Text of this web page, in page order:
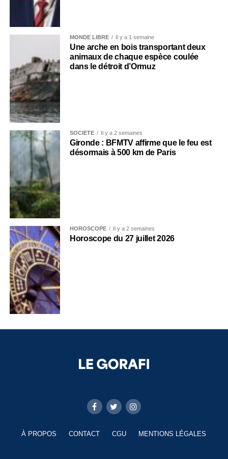
MONDE LIBRE Il y a 1 semaine
Une arche en bois transportant deux
animaux de chaque espèce coulée
dans le détroit d’Ormuz
SOCIÉTÉ Il y a 2 semaines
Gironde : BFMTV affirme que le feu est
désormais à 500 km de Paris
HOROSCOPE Il y a 2 semaines
Horoscope du 27 juillet 2026
À PROPOS CONTACT CGU MENTIONS LÉGALES